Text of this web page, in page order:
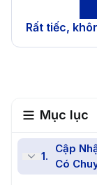
Rất tiếc,
Mục lục
1.
Cập
Có